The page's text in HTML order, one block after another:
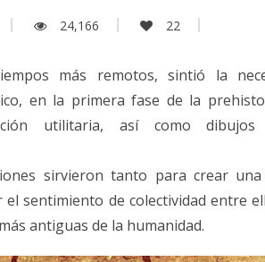
24,166 22
más remotos, sintió la
en la primera fase de la
utilitaria, así como
sirvieron tanto para crear una
sentimiento de colectividad entre
antiguas de la humanidad.